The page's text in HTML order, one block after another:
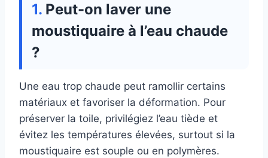
Peut-on laver une
moustiquaire à l’eau chaude
?
Une eau trop chaude peut ramollir certains
matériaux et favoriser la déformation. Pour
préserver la toile, privilégiez l’eau tiède et
évitez les températures élevées, surtout si la
moustiquaire est souple ou en polymères.